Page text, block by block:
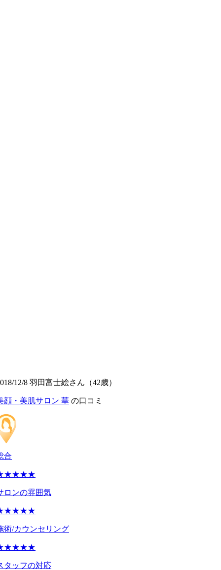
12/8 羽田富士絵さん（42歳）
顔・美肌サロン 華 の口コミ
合
ロンの雰囲気
術/カウンセリング
タッフの対応